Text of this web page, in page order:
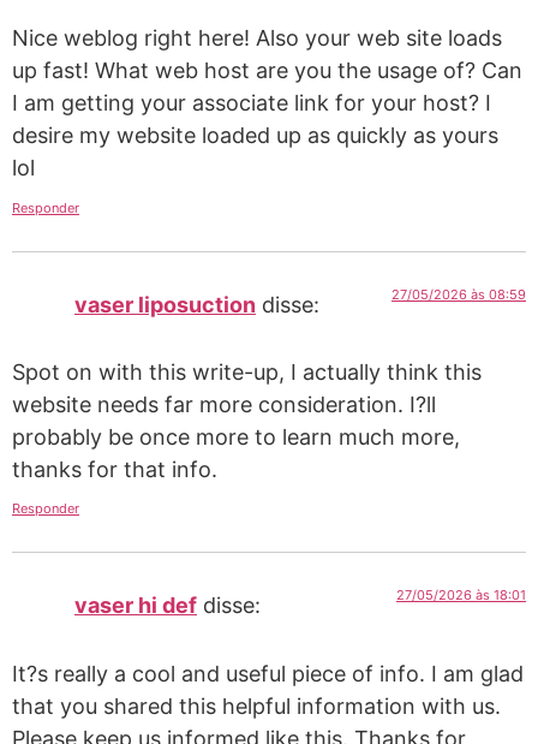
Nice weblog right here! Also your web site loads
up fast! What web host are you the usage of? Can
I am getting your associate link for your host? I
desire my website loaded up as quickly as yours
lol
Responder
vaser liposuction disse: 27/05/2026 às 08:59
Spot on with this write-up, I actually think this
website needs far more consideration. I?ll
probably be once more to learn much more,
thanks for that info.
Responder
vaser hi def disse: 27/05/2026 às 18:01
It?s really a cool and useful piece of info. I am glad
that you shared this helpful information with us.
Please keep us informed like this. Thanks for